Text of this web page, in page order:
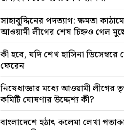
সাহাবু্দ্দিনের পদত্যাগ: ক্ষমতা
আওয়ামী লীগের শেষ চিহ্নও গেল
কী হবে, যদি শেখ হাসিনা ডিসেম্বরে
ফেরেন
নিষেধাজ্ঞার মধ্যে আওয়ামী লীগের
কমিটি ঘোষণার উদ্দেশ্য কী?
বাংলাদেশে হঠাৎ কলেমা লেখা